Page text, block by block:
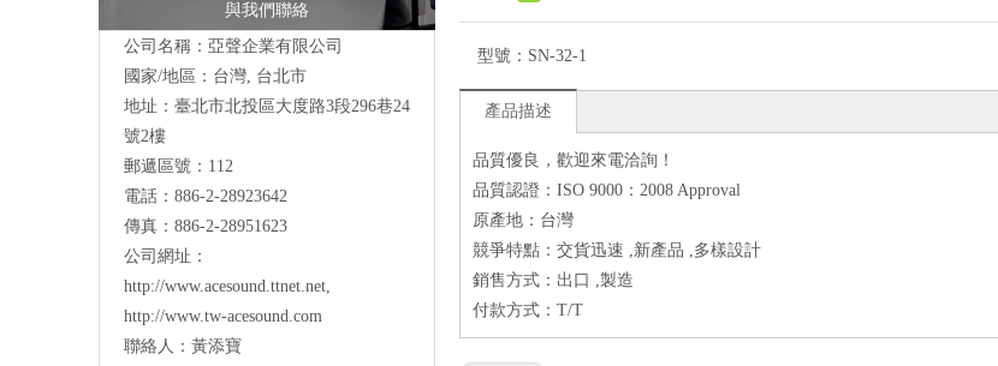
與我們聯絡
公司名稱：亞聲企業有限公司
國家/地區：台灣, 台北市
地址： 臺北市北投區大度路3段296巷24
號2樓
郵遞區號：112
電話：886-2-28923642
傳真：886-2-28951623
公司網址：
http://www.acesound.ttnet.net,
http://www.tw-acesound.com
聯絡人：黃添寶
型號： SN-32-1
產品描述
品質優良，歡迎來電洽詢！
品質認證：ISO 9000：2008 Approval
原產地：台灣
競爭特點：交貨迅速 ,新產品 ,多樣設計
銷售方式：出口 ,製造
付款方式：T/T